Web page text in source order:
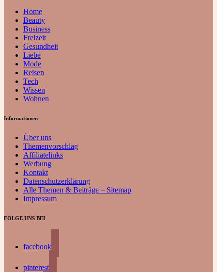
Home
Beauty
Business
Freizeit
Gesundheit
Liebe
Mode
Reisen
Tech
Wissen
Wohnen
Informationen
Über uns
Themenvorschlag
Affiliatelinks
Werbung
Kontakt
Datenschutzerklärung
Alle Themen & Beiträge – Sitemap
Impressum
FOLGE UNS BEI
facebook
pinterest